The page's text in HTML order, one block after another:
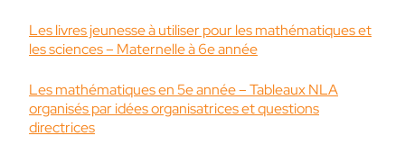
Les livres jeunesse à utiliser pour les mathématiques et
les sciences – Maternelle à 6e année
Les mathématiques en 5e année – Tableaux NLA
organisés par idées organisatrices et questions
directrices